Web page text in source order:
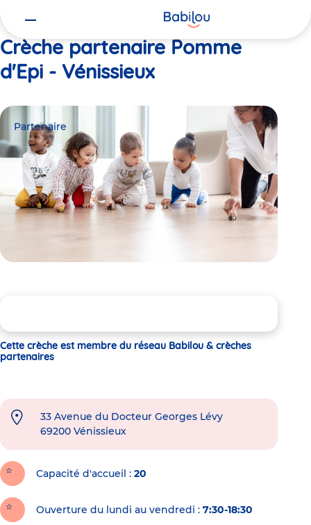
Crèche partenaire Pomme
d'Epi - Vénissieux
Partenaire
Cette crèche est membre du réseau Babilou & crèches
partenaires
33 Avenue du Docteur Georges Lévy
69200 Vénissieux
Capacité d'accueil 20
Ouverture du lundi au vendredi : 7:30-18:30